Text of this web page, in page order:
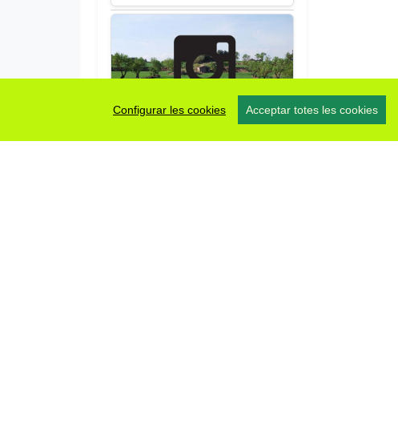
Configurar les cookies Acceptar totes les cookies